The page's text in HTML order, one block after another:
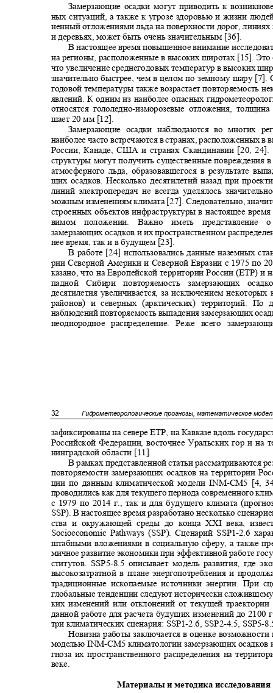
Замерзающие осадки могут приводить к
ных ситуаций, а также к угрозе здоровью и жизни
ненный отложениями льда на поверхности дорог,
и деревьях, может быть очень значительным [36].
В настоящее время повышенное внимание
на регионы, расположенные в высоких широтах [15].
что увеличение среднегодовых температур в высоких
значительно быстрее, чем в целом по земному шару
годовой температуры также возрастает повторяемость
явлений. К одним из наиболее опасных
относятся гололедно-изморозевые отложения,
шает 20 мм [12].
Замерзающие осадки наблюдаются во многих
наиболее часто встречаются в странах, расположенных
России, Канаде, США и странах Скандинавии [20,
структуры могут получить существенные повреждения
атмосферного льда, образовавшегося в результате
щих осадков. Несколько десятилетий назад при
линий электропередач не всегда уделялось
можным изменениям климата [27]. Следовательно,
строенных объектов инфраструктуры в настоящее
вимом положении. Важно иметь
замерзающих осадков и их пространственном
нее время, так и в будущем [23].
В работе [24] использовались данные наземных
рии Северной Америки и Северной Евразии с 1975 по
казано, что на Европейской территории России (ЕТР) и
падной Сибири повторяемость замерзающих
десятилетия увеличивается, за исключением
районов) и северных (арктических) территорий.
наблюдений повторяемость выпадения замерзающих
неоднородное распределение. Реже всего
32 Гидрометеорологические прогнозы, математическое
зафиксированы на севере ЕТР, на Кавказе вдоль
Российской Федерации,восточнее Уральских гор и на
нинградской области [11].
В рамках представленной статьи рассматриваются
повторяемости замерзающих осадков на территории
ции по данным климатической моделиINM-CM5 [4,
проводились как для текущего периода современного
с 1979 по 2014 г., так и для будущего климата
SSP). В настоящее время разработано несколько
ства и окружающей среды до конца XXI века,
Socioeconomic Pathways (SSP). Сценарий SSP1-2.6
штабными вложениями в социальную сферу, а также
мичное развитие экономики при эффективной работе
ститутов. SSP5-8.5 описывает модель развития, где
высокозатратной в плане энергопотребления и
традиционные ископаемые источники энергии. При
глобальные тенденции следуют исторически
ких изменений или отклонений от текущей
данной работе для расчета будущих изменений до 2100
три климатических сценария: SSP1-2.6, SSP2-4.5, SSP5-
Новизна работы заключается в оценке
моделью INM-CM5 климатологии замерзающих
гноза их пространственного распределения на
веке.
Материалы и методика